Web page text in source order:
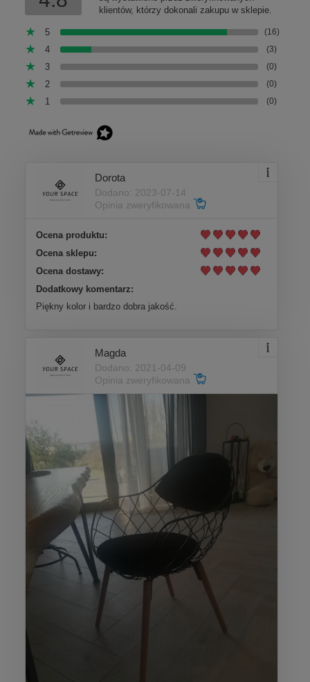
klientów, którzy dokonali zakupu w sklepie.
5 (16)
4 (3)
3 (0)
2 (0)
1 (0)
Dorota
Dodano: 2023-07-14
Opinia zweryfikowana
Ocena produktu:
Ocena sklepu:
Ocena dostawy:
Dodatkowy komentarz:
Piękny kolor i bardzo dobra jakość.
Magda
Dodano: 2021-04-09
Opinia zweryfikowana